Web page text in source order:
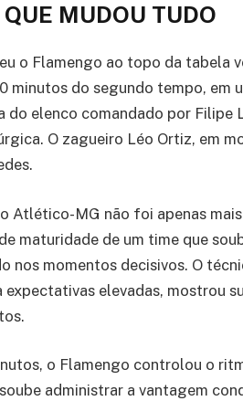
MUDOU TUDO
o Flamengo ao topo da tabela
minutos do segundo tempo, em
do elenco comandado por Filipe
O zagueiro Léo Ortiz, em
Atlético-MG não foi apenas
maturidade de um time que
nos momentos decisivos. O
expectativas elevadas, mostrou
o Flamengo controlou o
administrar a vantagem